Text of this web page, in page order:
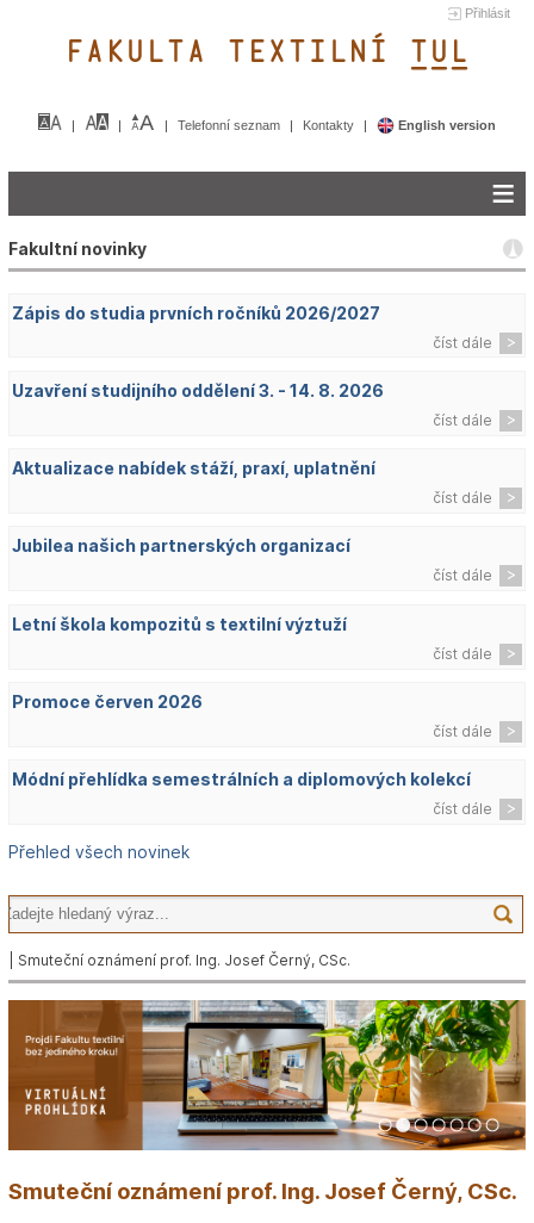
Přihlásit
FAKULTA TEXTILNÍ TUL&
Telefonní seznam Kontakty English version
Fakultní novinky
Zápis do studia prvních ročníků 2026/2027
číst dále
Uzavření studijního oddělení 3. - 14. 8. 2026
číst dále
Aktualizace nabídek stáží, praxí, uplatnění
číst dále
Jubilea našich partnerských organizací
číst dále
Letní škola kompozitů s textilní výztuží
číst dále
Promoce červen 2026
číst dále
Módní přehlídka semestrálních a diplomových kolekcí
číst dále
Přehled všech novinek
| Smuteční oznámení prof. Ing. Josef Černý, CSc.
1 2 3 4 5 6 7
Smuteční oznámení prof. Ing. Josef Černý, CSc.